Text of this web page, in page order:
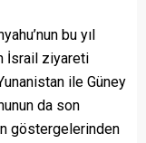
bu yıl
İsrail ziyareti
ile Güney
da son
göstergelerinden